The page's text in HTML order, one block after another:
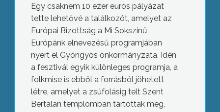
Egy csaknem 10 ezer eurós pályázat
tette lehetővé a találkozót, amelyet az
Európai Bizottság a Mi Sokszínű
Európánk elnevezésű programjában
nyert el Gyöngyös önkormányzata. Idén
a fesztivál egyik különleges programja, a
folkmise is ebből a forrásból jöhetett
létre, amelyet a zsúfolásig telt Szent
Bertalan templomban tartottak meg,